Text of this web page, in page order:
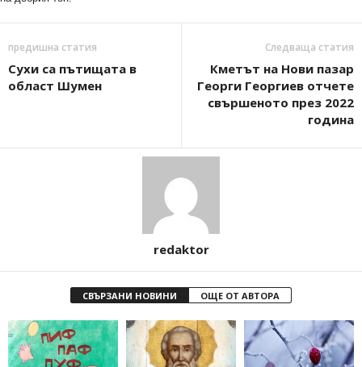
предишна статия
Сухи са пътищата в
област Шумен
Следваща статия
Кметът на Нови пазар
Георги Георгиев отчете
свършеното през 2022
година
redaktor
СВЪРЗАНИ НОВИНИ ОЩЕ ОТ АВТОРА